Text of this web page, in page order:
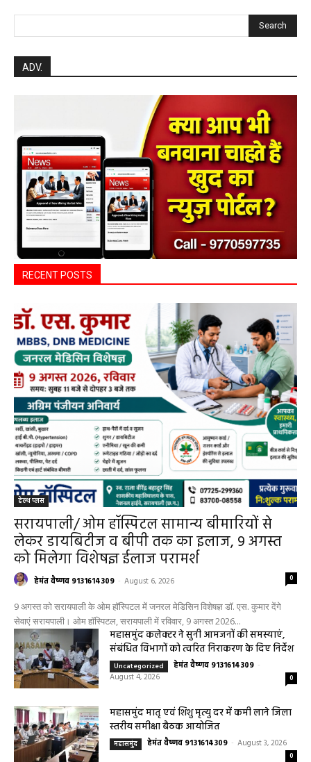
Search
ADV.
RECENT POSTS
हेल्थ प्लस
सरायपाली/ ओम हॉस्पिटल सामान्य बीमारियों से
लेकर डायबिटीज व बीपी तक का इलाज, 9 अगस्त
को मिलेगा विशेषज्ञ ईलाज परामर्श
हेमंत वैष्णव 9131614309 - August 6, 2026 0
9 अगस्त को सरायपाली के ओम हॉस्पिटल में जनरल मेडिसिन विशेषज्ञ डॉ. एस. कुमार देंगे
सेवाएं सरायपाली। ओम हॉस्पिटल, सरायपाली में रविवार, 9 अगस्त 2026...
महासमुंद कलेक्टर ने सुनी आमजनों की समस्याएं,
संबंधित विभागों को त्वरित निराकरण के दिए निर्देश
Uncategorized हेमंत वैष्णव 9131614309 -
August 4, 2026
0
महासमुंद मातृ एवं शिशु मृत्यु दर में कमी लाने जिला
स्तरीय समीक्षा बैठक आयोजित
महासमुंद हेमंत वैष्णव 9131614309 - August 3, 2026
0